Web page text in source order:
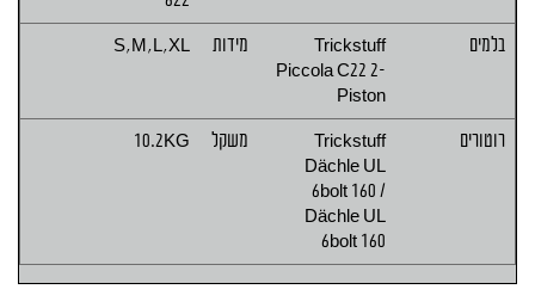
בלמים
Trickstuff
Piccola C22 2-
Piston
מידות S,M,L,XL
רוטורים
Trickstuff
Dächle UL
6bolt 160 /
Dächle UL
6bolt 160
משקל 10.2KG